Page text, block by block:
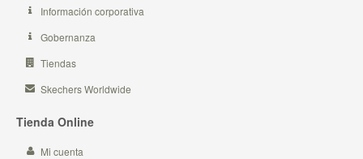
Información corporativa
Gobernanza
Tiendas
Skechers Worldwide
Tienda Online
Mi cuenta